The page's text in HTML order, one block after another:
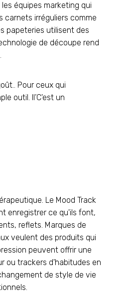
équipes marketing qui
carnets irréguliers comme
papeteries utilisent des
de découpe rend
Pour ceux qui
outil. Il’C'est un
Le Mood Track
enregistrer ce qu'ils font,
reflets. Marques de
veulent des produits qui
peuvent offrir une
ou trackers d'habitudes en
de style de vie